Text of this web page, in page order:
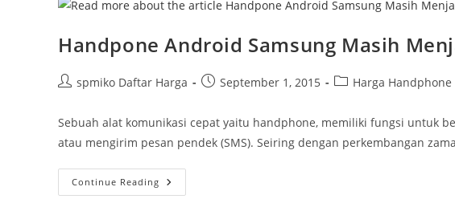
Handpone Android Samsung Masih
Postspmiko Daftar Harga
PostSeptember 1, 2015
PostHarga Handphone
Sebuah alat komunikasi cepat yaitu handphone, memiliki fungsi untuk
atau mengirim pesan pendek (SMS). Seiring dengan perkembangan
Continue Reading Handpone
Android